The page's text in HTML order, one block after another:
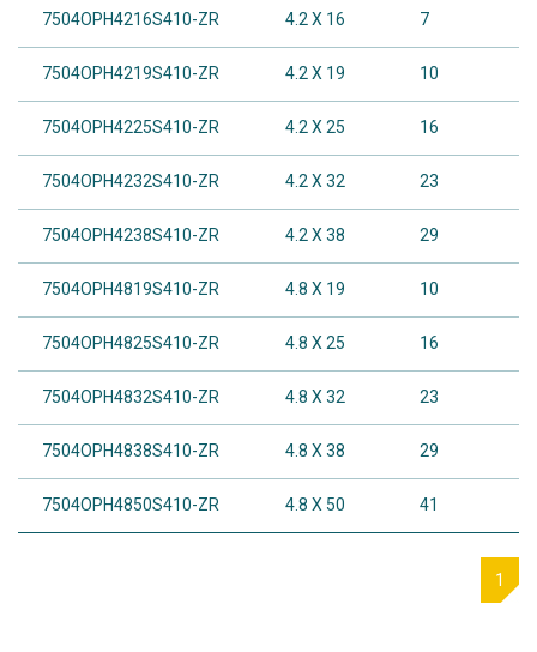
7504OPH4216S410-ZR 4.2 X 16 7
7504OPH4219S410-ZR 4.2 X 19 10
7504OPH4225S410-ZR 4.2 X 25 16
7504OPH4232S410-ZR 4.2 X 32 23
7504OPH4238S410-ZR 4.2 X 38 29
7504OPH4819S410-ZR 4.8 X 19 10
7504OPH4825S410-ZR 4.8 X 25 16
7504OPH4832S410-ZR 4.8 X 32 23
7504OPH4838S410-ZR 4.8 X 38 29
7504OPH4850S410-ZR 4.8 X 50 41
1